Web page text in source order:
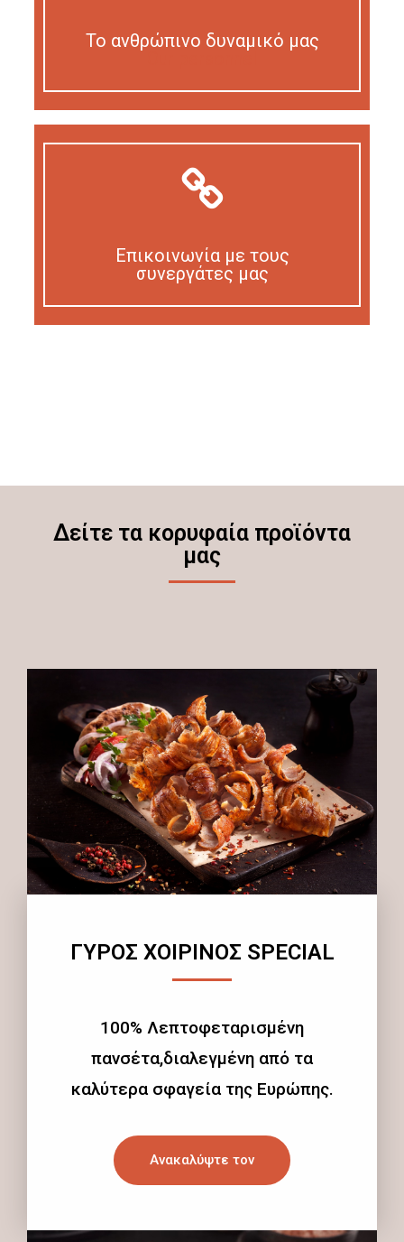
Το ανθρώπινο δυναμικό μας
Επικοινωνία με τους
συνεργάτες μας
Δείτε τα κορυφαία προϊόντα
μας
ΓΥΡΟΣ ΧΟΙΡΙΝΟΣ SPECIAL
100% Λεπτοφεταρισμένη
πανσέτα,διαλεγμένη από τα
καλύτερα σφαγεία της Ευρώπης.
Ανακαλύψτε τον